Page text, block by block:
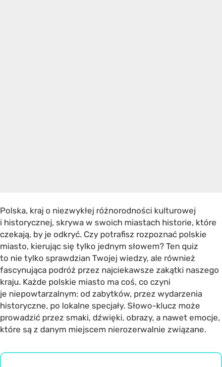
Polska, kraj o niezwykłej różnorodności kulturowej
i historycznej, skrywa w swoich miastach historie, które
czekają, by je odkryć. Czy potrafisz rozpoznać polskie
miasto, kierując się tylko jednym słowem? Ten quiz
to nie tylko sprawdzian Twojej wiedzy, ale również
fascynująca podróż przez najciekawsze zakątki naszego
kraju. Każde polskie miasto ma coś, co czyni
je niepowtarzalnym: od zabytków, przez wydarzenia
historyczne, po lokalne specjały. Słowo-klucz może
prowadzić przez smaki, dźwięki, obrazy, a nawet emocje,
które są z danym miejscem nierozerwalnie związane.